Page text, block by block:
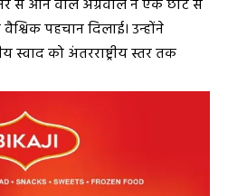
से आने वाले अग्रवाल ने एक छोटे से
पहचान दिलाई। उन्होंने
स्वाद को अंतरराष्ट्रीय स्तर तक